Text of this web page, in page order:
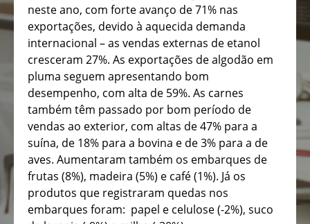
neste ano, com forte avanço de 71% nas
exportações, devido à aquecida demanda
internacional – as vendas externas de etanol
cresceram 27%. As exportações de algodão em
pluma seguem apresentando bom
desempenho, com alta de 59%. As carnes
também têm passado por bom período de
vendas ao exterior, com altas de 47% para a
suína, de 18% para a bovina e de 3% para a de
aves. Aumentaram também os embarques de
frutas (8%), madeira (5%) e café (1%). Já os
produtos que registraram quedas nos
embarques foram: papel e celulose (-2%), suco